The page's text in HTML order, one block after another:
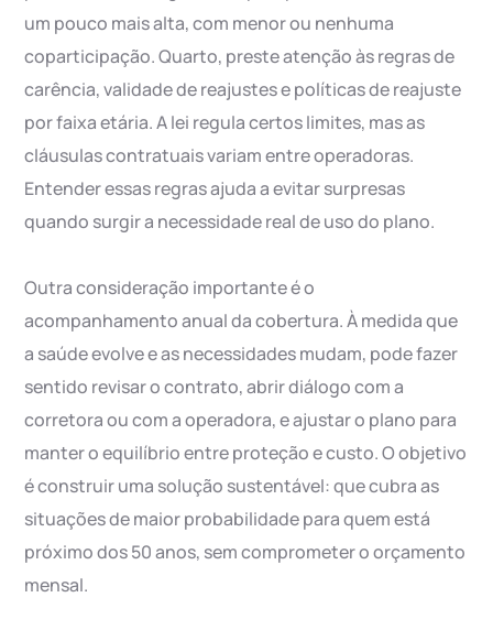
um pouco mais alta, com menor ou nenhuma
coparticipação. Quarto, preste atenção às regras de
carência, validade de reajustes e políticas de reajuste
por faixa etária. A lei regula certos limites, mas as
cláusulas contratuais variam entre operadoras.
Entender essas regras ajuda a evitar surpresas
quando surgir a necessidade real de uso do plano.
Outra consideração importante é o
acompanhamento anual da cobertura. À medida que
a saúde evolve e as necessidades mudam, pode fazer
sentido revisar o contrato, abrir diálogo com a
corretora ou com a operadora, e ajustar o plano para
manter o equilíbrio entre proteção e custo. O objetivo
é construir uma solução sustentável: que cubra as
situações de maior probabilidade para quem está
próximo dos 50 anos, sem comprometer o orçamento
mensal.